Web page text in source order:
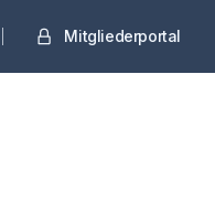
Mitgliederportal